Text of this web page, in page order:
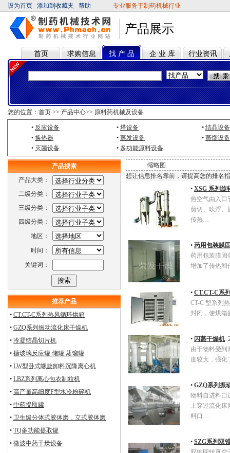
设为首页 添加到收藏夹 帮助 专业服务于制药机械行业
产品展示
首页 求购信息 找 产 品 企 业 库 行业资讯
您的位置： 首页 >> 产品中心>> 原料药机械及设备
• 反应设备 • 塔设备 • 结晶设备
• 换热器 • 蒸发设备 • 蒸馏设备
• 灭菌设备 • 多功能原料设备
产品搜索
产品大类：
二级分类：
三级分类：
四级分类：
地区：
时间：
关键词：
推荐产品
• CT.CT-C系列热风循环烘箱
• GZQ系列振动流化床干燥机
• 冷凝结晶切片机
• 搪玻璃反应罐.储罐.蒸馏罐
• LW型卧式螺旋卸料沉降离心机
• LBZ系列离心包衣制粒机
• 高产量高细度F型水冷粉碎机
• 中药提取罐
• 卫生级分体式胶体磨，立式胶体磨
• TQ多功能提取罐
• 微波中药干燥设备
缩略图
想让信息排名靠前，请提高您的排名
• XSG 系列旋
热空气由入口
剪切、吹浮、
传热…
• 药用包装膜
药用包装膜固
增加了传热和
• CT.CT-C系
CT-C 型系列
封闭，使烘箱
• 闪蒸干燥机
由于物料受到
度较大，强
• GZQ系列振
物料自进料口
上穿过流化床
料口…
• SZG系列双